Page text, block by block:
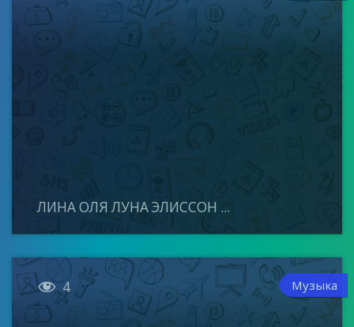
ЛИНА ОЛЯ ЛУНА ЭЛИССОН ...
 4 Музыка